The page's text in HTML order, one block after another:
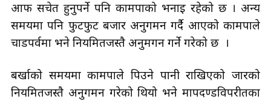
आफैँ सचेत हुनुपर्ने पनि कामपाको भनाइ रहेको छ । अन्य
समयमा पनि फुटफुट बजार अनुगमन गर्दै आएको कामपाले
चाडपर्वमा भने नियमितजस्तै अनुमगन गर्ने गरेको छ ।
बर्खाको समयमा कामपाले पिउने पानी राखिएको जारको
नियमितजस्तै अनुगमन गरेको थियो भने मापदण्डविपरीतका